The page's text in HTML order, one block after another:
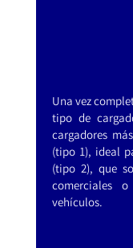
Una vez
tipo de
cargadores
(tipo 1), ideal
(tipo 2), que
comerciales
vehículos.